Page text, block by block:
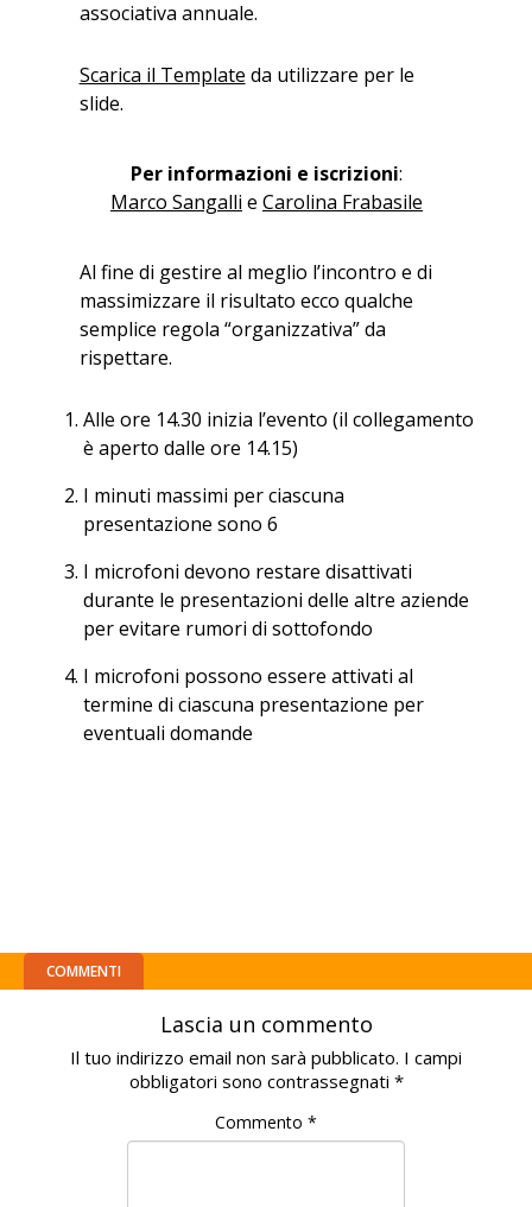
associativa annuale.
Scarica il Template da utilizzare per le
slide.
Per informazioni e iscrizioni:
Marco Sangalli e Carolina Frabasile
Al fine di gestire al meglio l’incontro e di
massimizzare il risultato ecco qualche
semplice regola “organizzativa” da
rispettare.
Alle ore 14.30 inizia l’evento (il collegamento
è aperto dalle ore 14.15)
I minuti massimi per ciascuna
presentazione sono 6
I microfoni devono restare disattivati
durante le presentazioni delle altre aziende
per evitare rumori di sottofondo
I microfoni possono essere attivati al
termine di ciascuna presentazione per
eventuali domande
COMMENTI
Lascia un commento
Il tuo indirizzo email non sarà pubblicato. I campi
obbligatori sono contrassegnati *
Commento *